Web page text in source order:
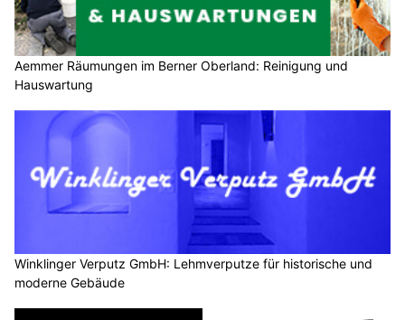
Aemmer Räumungen im Berner Oberland: Reinigung und
Hauswartung
Winklinger Verputz GmbH: Lehmverputze für historische und
moderne Gebäude